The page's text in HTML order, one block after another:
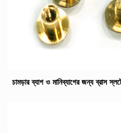
চামড়ার ব্যাগ ও মানিব্যাগের জন্য ব্রাস